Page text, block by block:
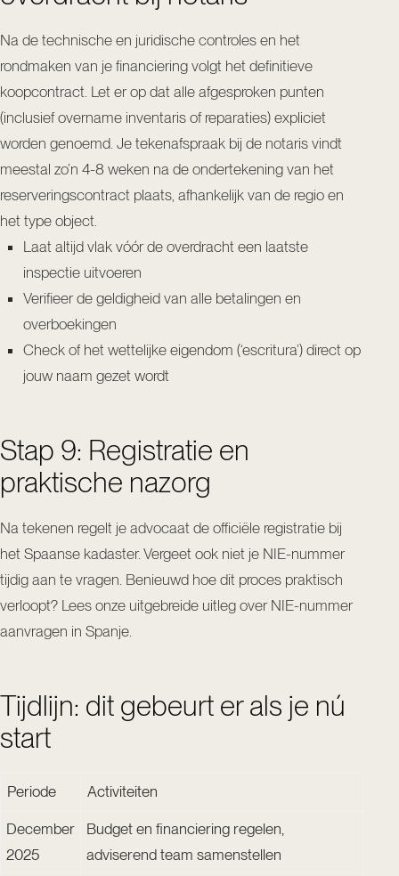
Na de technische en juridische controles en het
rondmaken van je financiering volgt het definitieve
koopcontract. Let er op dat alle afgesproken punten
(inclusief overname inventaris of reparaties) expliciet
worden genoemd. Je tekenafspraak bij de notaris vindt
meestal zo’n 4-8 weken na de ondertekening van het
reserveringscontract plaats, afhankelijk van de regio en
het type object.
Laat altijd vlak vóór de overdracht een laatste
inspectie uitvoeren
Verifieer de geldigheid van alle betalingen en
overboekingen
Check of het wettelijke eigendom (‘escritura’) direct op
jouw naam gezet wordt
Stap 9: Registratie en
praktische nazorg
Na tekenen regelt je advocaat de officiële registratie bij
het Spaanse kadaster. Vergeet ook niet je NIE-nummer
tijdig aan te vragen. Benieuwd hoe dit proces praktisch
verloopt? Lees onze uitgebreide uitleg over NIE-nummer
aanvragen in Spanje.
Tijdlijn: dit gebeurt er als je nú
start
Periode Activiteiten
December
2025
Budget en financiering regelen,
adviserend team samenstellen